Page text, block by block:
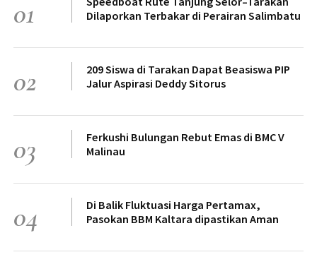
01
Dilaporkan Terbakar di Perairan Salimbatu
02
209 Siswa di Tarakan Dapat Beasiswa PIP
Jalur Aspirasi Deddy Sitorus
03
Ferkushi Bulungan Rebut Emas di BMC V
Malinau
04
Di Balik Fluktuasi Harga Pertamax,
Pasokan BBM Kaltara dipastikan Aman